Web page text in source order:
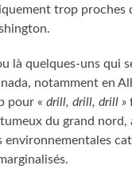
trop proches
là quelques-uns qui
notamment en
pour «drill, drill, drill »
du grand nord,
environnementales